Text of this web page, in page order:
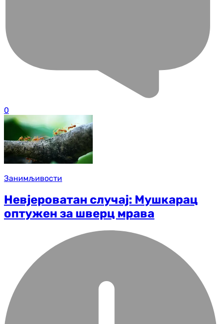
0
Занимљивости
Невјероватан случај: Мушкарац
оптужен за шверц мрава